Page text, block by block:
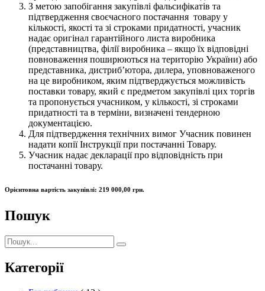
З метою запобігання закупівлі фальсифікатів та
підтвердження своєчасного постачання товару у
кількості, якості та зі строками придатності, учасник
надає оригінал гарантійного листа виробника
(представництва, філії виробника – якщо їх відповідні
повноваження поширюються на територію України) або
представника, дистриб’ютора, дилера, уповноваженого
на це виробником, яким підтверджується можливість
поставки товару, який є предметом закупівлі цих торгів
та пропонується учасником, у кількості, зі строками
придатності та в терміни, визначені тендерною
документацією.
Для підтвердження технічних вимог Учасник повинен
надати копії Інструкції при постачанні Товару.
Учасник надає декларації про відповідність при
постачанні товару.
Орієнтовна вартість закупівлі: 219 000,00 грн.
Пошук
Пошук:
Пошук
Категорії